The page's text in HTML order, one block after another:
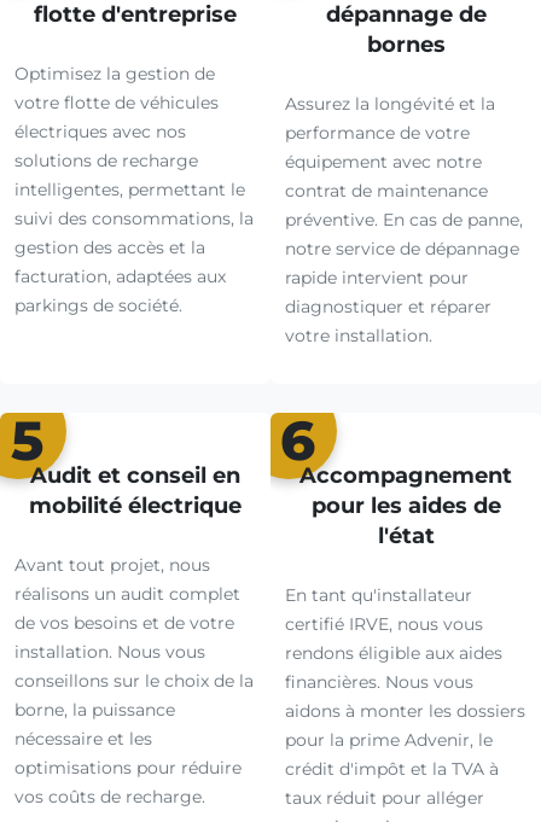
flotte d'entreprise
Optimisez la gestion de
votre flotte de véhicules
électriques avec nos
solutions de recharge
intelligentes, permettant le
suivi des consommations, la
gestion des accès et la
facturation, adaptées aux
parkings de société.
dépannage de
bornes
Assurez la longévité et la
performance de votre
équipement avec notre
contrat de maintenance
préventive. En cas de panne,
notre service de dépannage
rapide intervient pour
diagnostiquer et réparer
votre installation.
5
Audit et conseil en
mobilité électrique
Avant tout projet, nous
réalisons un audit complet
de vos besoins et de votre
installation. Nous vous
conseillons sur le choix de la
borne, la puissance
nécessaire et les
optimisations pour réduire
vos coûts de recharge.
6
Accompagnement
pour les aides de
l'état
En tant qu'installateur
certifié IRVE, nous vous
rendons éligible aux aides
financières. Nous vous
aidons à monter les dossiers
pour la prime Advenir, le
crédit d'impôt et la TVA à
taux réduit pour alléger